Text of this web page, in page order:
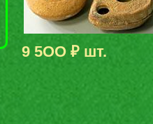
9 5ОО ₽ шт.